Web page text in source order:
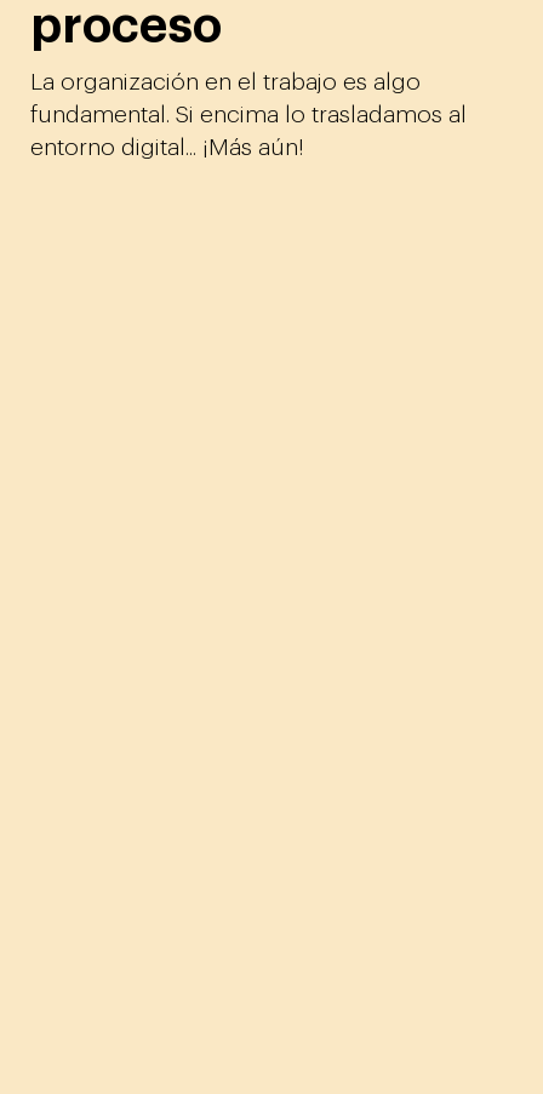
proceso
La organización en el trabajo es algo
fundamental. Si encima lo trasladamos al
entorno digital... ¡Más aún!